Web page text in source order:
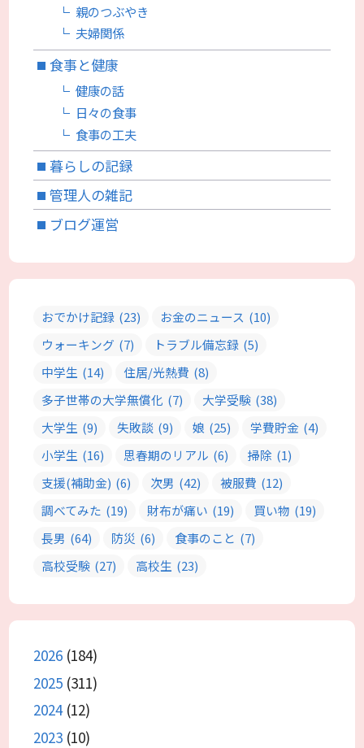
親のつぶやき
夫婦関係
食事と健康
健康の話
日々の食事
食事の工夫
暮らしの記録
管理人の雑記
ブログ運営
おでかけ記録 (23) お金のニュース (10)
ウォーキング (7) トラブル備忘録 (5)
中学生 (14) 住居/光熱費 (8)
多子世帯の大学無償化 (7) 大学受験 (38)
大学生 (9) 失敗談 (9) 娘 (25) 学費貯金 (4)
小学生 (16) 思春期のリアル (6) 掃除 (1)
支援(補助金) (6) 次男 (42) 被服費 (12)
調べてみた (19) 財布が痛い (19) 買い物 (19)
長男 (64) 防災 (6) 食事のこと (7)
高校受験 (27) 高校生 (23)
2026 (184)
2025 (311)
2024(12)
2023 (10)